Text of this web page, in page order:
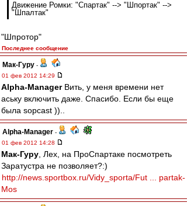
Движение Ромки: "Спартак" --> "Шпортак" -->
"Шпалтак"
"Шпротор"
Последнее сообщение
Мак-Гуру -
01 фев 2012 14:29
Alpha-ManagerВить, у меня времени нет
аську включить даже. Спасибо. Если бы еще
была sopcast ))..
Alpha-Manager -
01 фев 2012 14:28
Мак-Гуру , Лех, на ПроСпартаке посмотреть
Заратустра не позволяет?:)
http://news.sportbox.ru/Vidy_sporta/Fut ... partak-
Mos